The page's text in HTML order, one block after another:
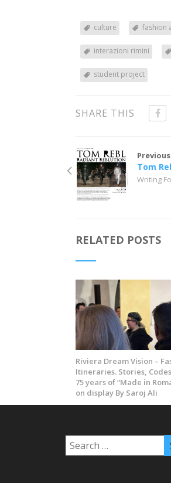
culture fashion
interazioni rimini
student project
SHARE THIS
Tom
Writing
RELATED POSTS
Riviera Dream Vision –
Itineraries. Stories,
75 years of “Made in
on display By Saroj Ali